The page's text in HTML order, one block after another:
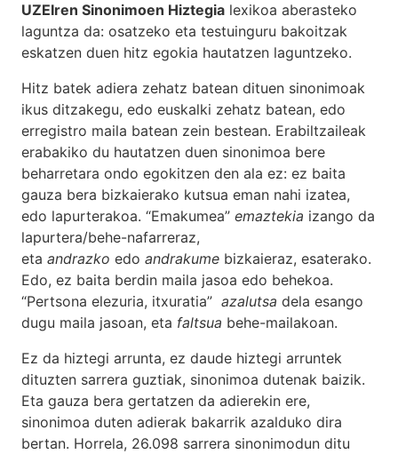
UZEIren Sinonimoen Hiztegia lexikoa aberasteko
laguntza da: osatzeko eta testuinguru bakoitzak
eskatzen duen hitz egokia hautatzen laguntzeko.
Hitz batek adiera zehatz batean dituen sinonimoak
ikus ditzakegu, edo euskalki zehatz batean, edo
erregistro maila batean zein bestean. Erabiltzaileak
erabakiko du hautatzen duen sinonimoa bere
beharretara ondo egokitzen den ala ez: ez baita
gauza bera bizkaierako kutsua eman nahi izatea,
edo lapurterakoa. “Emakumea” emaztekia izango da
lapurtera/behe-nafarreraz,
eta andrazko edo andrakume bizkaieraz, esaterako.
Edo, ez baita berdin maila jasoa edo behekoa.
“Pertsona elezuria, itxuratia” azalutsa dela esango
dugu maila jasoan, eta faltsua behe-mailakoan.
Ez da hiztegi arrunta, ez daude hiztegi arruntek
dituzten sarrera guztiak, sinonimoa dutenak baizik.
Eta gauza bera gertatzen da adierekin ere,
sinonimoa duten adierak bakarrik azalduko dira
bertan. Horrela, 26.098 sarrera sinonimodun ditu